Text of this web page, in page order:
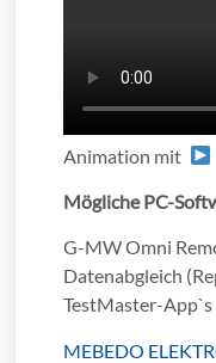
Animation mit
Mögliche PC-
G-MW Omni
Datenabgleich
TestMaster-App`s
MEBEDO